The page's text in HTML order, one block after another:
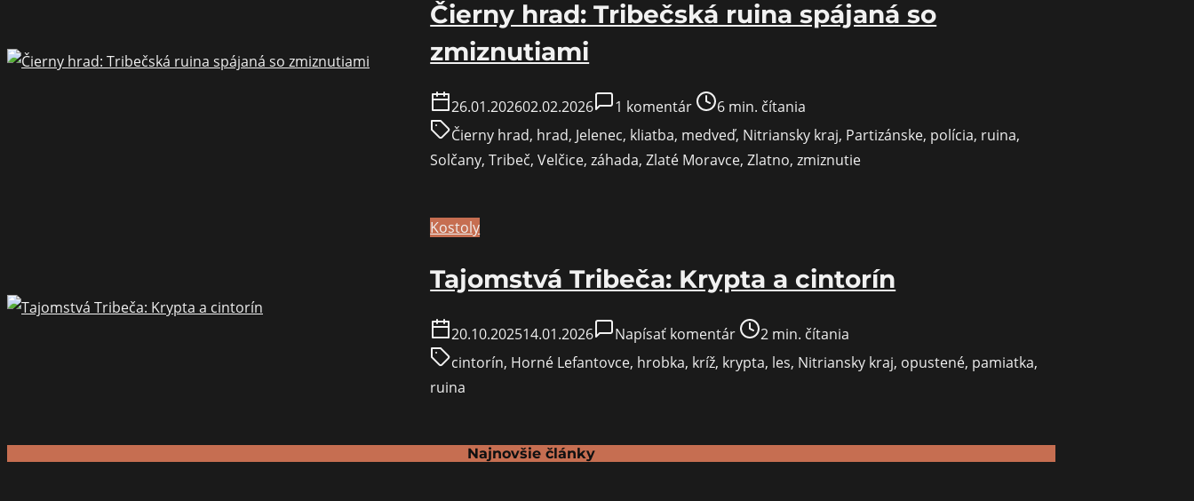
Čierny hrad: Tribečská ruina spájaná so
zmiznutiami
26.01.202602.02.2026 1 komentár na
Čierny
zmiznutiami
Post
read
6 min. čítania
Čierny hrad, hrad, Jelenec, kliatba, medveď, Nitriansky kraj, Partizánske, polícia, ruina,
Solčany,Tribeč,Velčice,záhada,Zlaté Moravce,Zlatno,zmiznutie
Kostoly
Tajomstvá Tribeča: Krypta a cintorín
20.10.202514.01.2026 Napísať komentáron
Tajomstvá
Post
read
2 min. čítania
cintorín, Horné Lefantovce, hrobka, kríž, krypta, les, Nitriansky kraj, opustené, pamiatka,
ruina
Najnovšie články